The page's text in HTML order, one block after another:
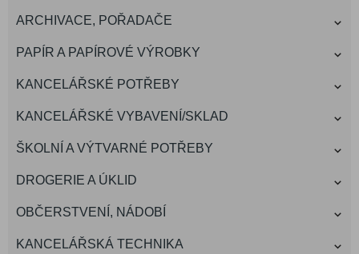
ARCHIVACE, POŘADAČE
PAPÍR A PAPÍROVÉ VÝROBKY
KANCELÁŘSKÉ POTŘEBY
KANCELÁŘSKÉ VYBAVENÍ/SKLAD
ŠKOLNÍ A VÝTVARNÉ POTŘEBY
DROGERIE A ÚKLID
OBČERSTVENÍ, NÁDOBÍ
KANCELÁŘSKÁ TECHNIKA